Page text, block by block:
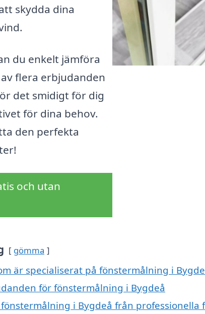
skydda dina
du enkelt jämföra
flera erbjudanden
det smidigt för dig
för dina behov.
den perfekta
och utan
gömma
är specialiserat på fönstermålning i
för fönstermålning i Bygdeå
i Bygdeå från professionella